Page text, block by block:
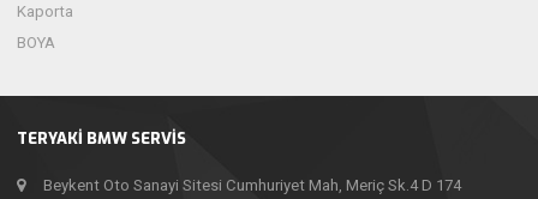
TERYAKI BMW SERVIS
Beykent Oto Sanayi Sitesi Cumhuriyet Mah, Meriç Sk.4 D 174
Kaporta
BOYA